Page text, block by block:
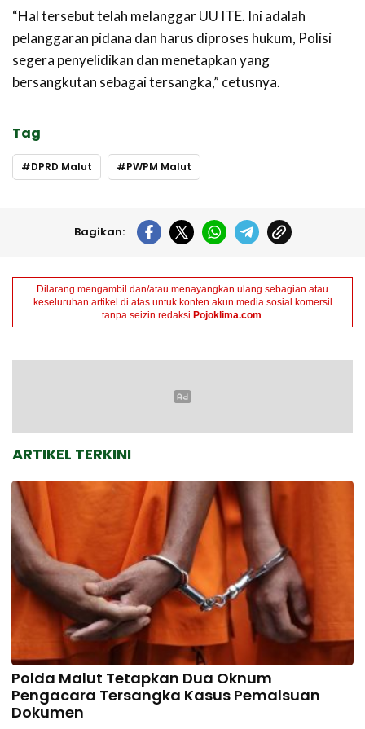
“Hal tersebut telah melanggar UU ITE. Ini adalah
pelanggaran pidana dan harus diproses hukum, Polisi
segera penyelidikan dan menetapkan yang
bersangkutan sebagai tersangka,” cetusnya.
Tag
DPRD Malut PWPM Malut
Bagikan:
Dilarang mengambil dan/atau menayangkan ulang sebagian atau
keseluruhan artikel di atas untuk konten akun media sosial komersil
tanpa seizin redaksi Pojoklima.com.
ARTIKEL TERKINI
Polda Malut Tetapkan Dua Oknum
Pengacara Tersangka Kasus Pemalsuan
Dokumen